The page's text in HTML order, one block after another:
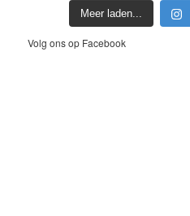
Meer laden...
Volg ons op Facebook